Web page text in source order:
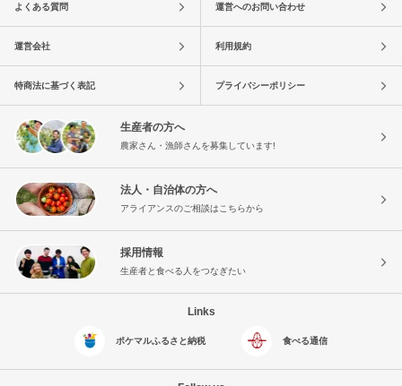
よくある質問 運営へのお問い合わせ
運営会社 利用規約
特商法に基づく表記 プライバシーポリシー
生産者の方へ
農家さん・漁師さんを募集しています!
法人・自治体の方へ
アライアンスのご相談はこちらから
採用情報
生産者と食べる人をつなぎたい
Links
ポケマルふるさと納税 食べる通信